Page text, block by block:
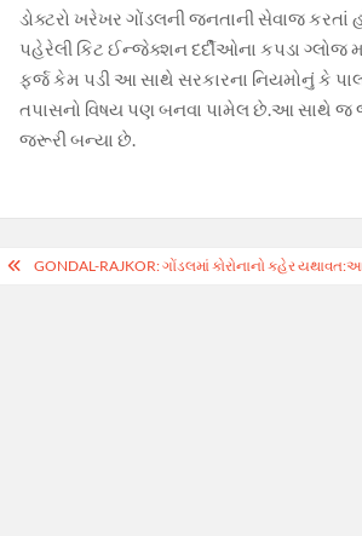
ડોક્ટરો ખરેખર ગોંડલની જનતાની સેવાજ કરતાં
પહેરેલી કિટ ઈન્જેક્શન દર્દીઓના કપડા ગ્લોજ
ફર્જ કેમ પડી આ સાથે સરકારના નિયમોનું કે
તપાસનો વિષય પણ બનવા પામેલ છે.આ સાથે જ
જરૂરી બન્યા છે.
PostGONDAL-RAJKOR: ગોંડલમાં કોરોનાનો કહેર